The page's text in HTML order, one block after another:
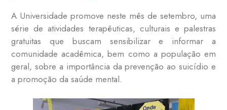
A Universidade promove neste mês de setembro, uma
série de atividades terapêuticas, culturais e palestras
gratuitas que buscam sensibilizar e informar a
comunidade acadêmica, bem como a população em
geral, sobre a importância da prevenção ao suicídio e
a promoção da saúde mental.